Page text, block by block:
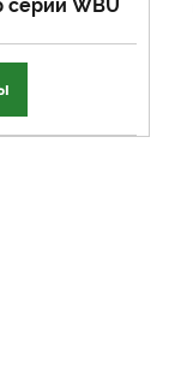
серии WBU